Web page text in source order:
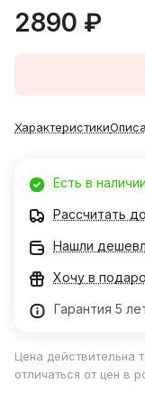
2890 ₽
Характеристики
Есть в наличии
Рассчитать
Нашли
Хочу в
Гарантия 5
Цена действительна
отличаться от цен в